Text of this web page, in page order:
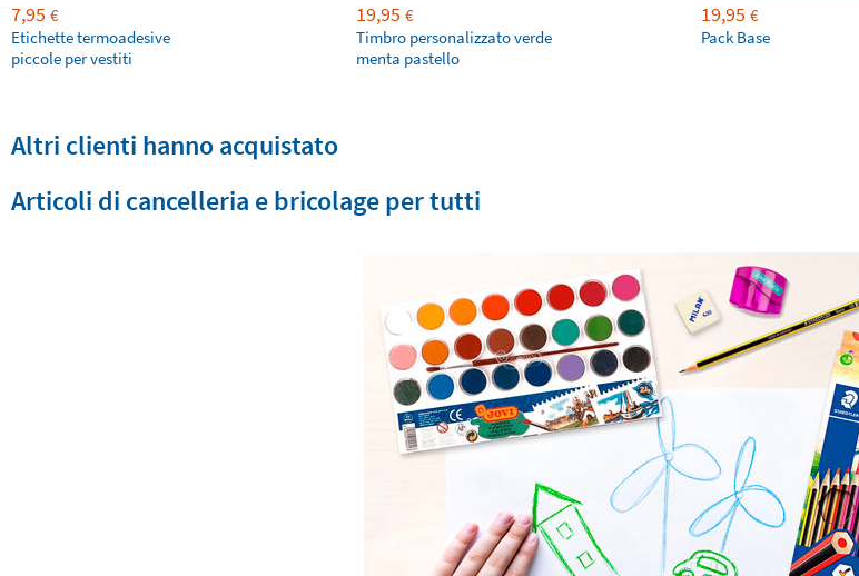
7,95 €
Etichette termoadesive
piccole per vestiti
19,95 €
Timbro personalizzato verde
menta pastello
19,95 €
Pack Base
Altri clienti hanno acquistato
Articoli di cancelleria e bricolage per tutti